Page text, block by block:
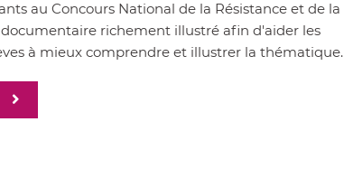
au Concours National de la Résistance et de la
richement illustré afin d'aider les
à mieux comprendre et illustrer la thématique.